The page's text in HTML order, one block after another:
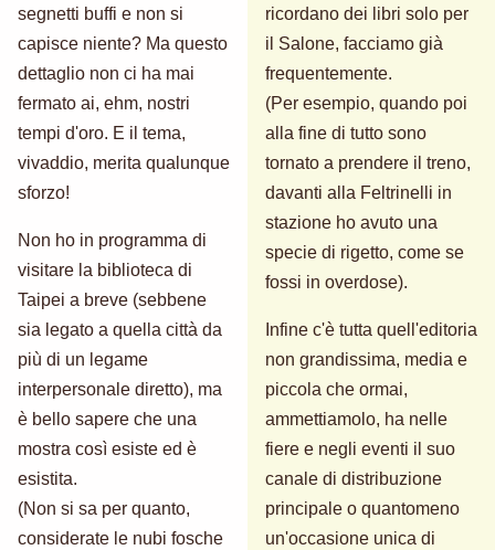
segnetti buffi e non si
capisce niente? Ma questo
dettaglio non ci ha mai
fermato ai, ehm, nostri
tempi d'oro. E il tema,
vivaddio, merita qualunque
sforzo!
Non ho in programma di
visitare la biblioteca di
Taipei a breve (sebbene
sia legato a quella città da
più di un legame
interpersonale diretto), ma
è bello sapere che una
mostra così esiste ed è
esistita.
(Non si sa per quanto,
considerate le nubi fosche
ricordano dei libri solo per
il Salone, facciamo già
frequentemente.
(Per esempio, quando poi
alla fine di tutto sono
tornato a prendere il treno,
davanti alla Feltrinelli in
stazione ho avuto una
specie di rigetto, come se
fossi in overdose).
Infine c'è tutta quell'editoria
non grandissima, media e
piccola che ormai,
ammettiamolo, ha nelle
fiere e negli eventi il suo
canale di distribuzione
principale o quantomeno
un'occasione unica di